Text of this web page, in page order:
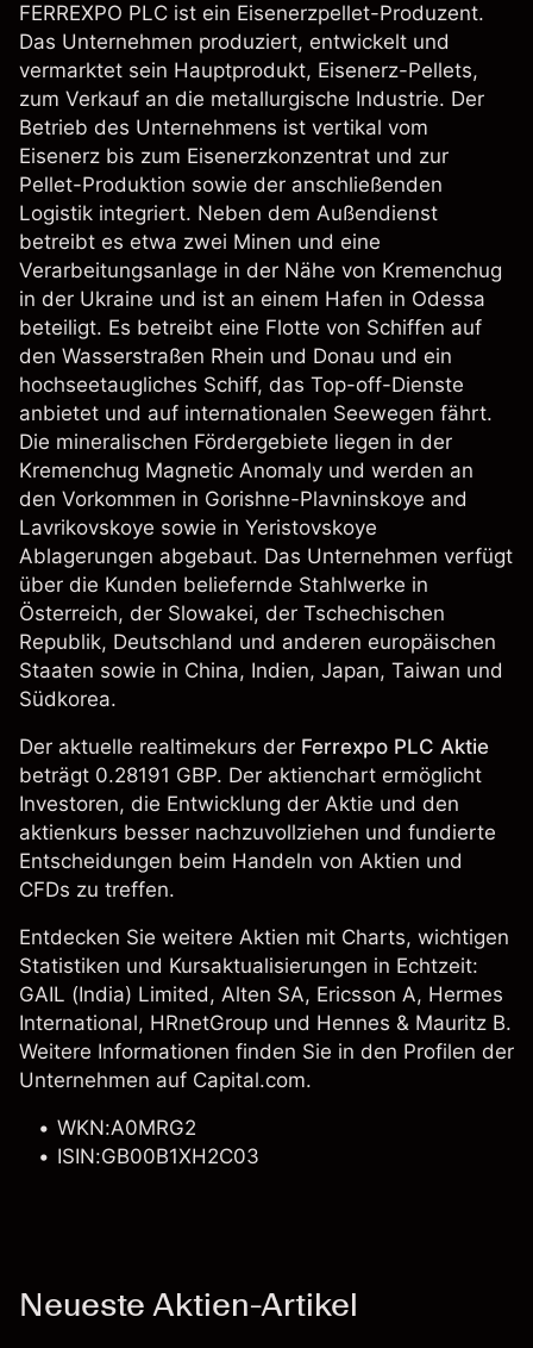
FERREXPO PLC ist ein Eisenerzpellet-Produzent.
Das Unternehmen produziert, entwickelt und
vermarktet sein Hauptprodukt, Eisenerz-Pellets,
zum Verkauf an die metallurgische Industrie. Der
Betrieb des Unternehmens ist vertikal vom
Eisenerz bis zum Eisenerzkonzentrat und zur
Pellet-Produktion sowie der anschließenden
Logistik integriert. Neben dem Außendienst
betreibt es etwa zwei Minen und eine
Verarbeitungsanlage in der Nähe von Kremenchug
in der Ukraine und ist an einem Hafen in Odessa
beteiligt. Es betreibt eine Flotte von Schiffen auf
den Wasserstraßen Rhein und Donau und ein
hochseetaugliches Schiff, das Top-off-Dienste
anbietet und auf internationalen Seewegen fährt.
Die mineralischen Fördergebiete liegen in der
Kremenchug Magnetic Anomaly und werden an
den Vorkommen in Gorishne-Plavninskoye and
Lavrikovskoye sowie in Yeristovskoye
Ablagerungen abgebaut. Das Unternehmen verfügt
über die Kunden beliefernde Stahlwerke in
Österreich, der Slowakei, der Tschechischen
Republik, Deutschland und anderen europäischen
Staaten sowie in China, Indien, Japan, Taiwan und
Südkorea.
Der aktuelle realtimekurs der Ferrexpo PLC Aktie
beträgt 0.28191 GBP. Der aktienchart ermöglicht
Investoren, die Entwicklung der Aktie und den
aktienkurs besser nachzuvollziehen und fundierte
Entscheidungen beim Handeln von Aktien und
CFDs zu treffen.
Entdecken Sie weitere Aktien mit Charts, wichtigen
Statistiken und Kursaktualisierungen in Echtzeit:
GAIL (India) Limited, Alten SA, Ericsson A, Hermes
International, HRnetGroup und Hennes & Mauritz B.
Weitere Informationen finden Sie in den Profilen der
Unternehmen auf Capital.com.
WKN:A0MRG2
ISIN:GB00B1XH2C03
Neueste Aktien-Artikel